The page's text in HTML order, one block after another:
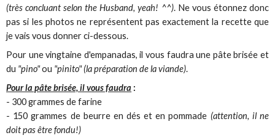
(très concluant selon the Husband, yeah! ^^). Ne vous étonnez donc
pas si les photos ne représentent pas exactement la recette que
je vais vous donner ci-dessous.
Pour une vingtaine d'empanadas, il vous faudra une pâte brisée et
du "pino"ou "pinito" (la préparation de la viande).
Pour la pâte brisée, il vous faudra :
- 300 grammes de farine
- 150 grammes de beurre en dés et en pommade (attention, il ne
doit pas être fondu!)